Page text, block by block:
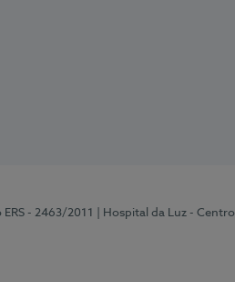
- 2463/2011
| Hospital da Luz - Centro